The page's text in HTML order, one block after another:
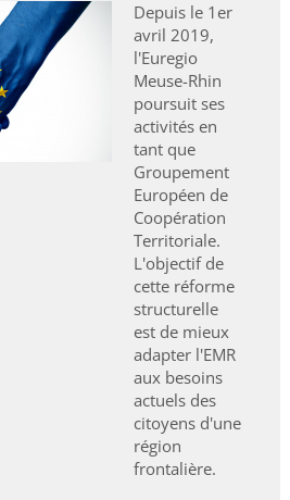
Depuis le 1er
avril 2019,
l'Euregio
Meuse-Rhin
poursuit ses
activités en
tant que
Groupement
Européen de
Coopération
Territoriale.
L'objectif de
cette réforme
structurelle
est de mieux
adapter l'EMR
aux besoins
actuels des
citoyens d'une
région
frontalière.